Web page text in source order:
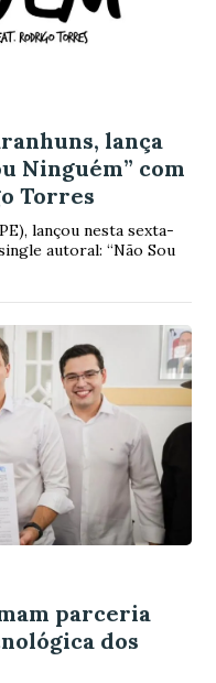
lança
Ninguém” com
Torres
lançou nesta sexta-
autoral: “Não Sou
parceria
dos